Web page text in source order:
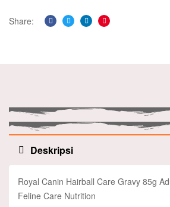
Share:
Facebook
TwitterLinkedinPinterest
Deskripsi
Royal Canin Hairball Care Gravy 85g
Feline Care Nutrition